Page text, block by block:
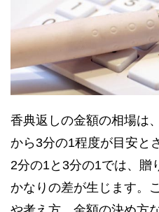
香典返しの金額の相場は
から3分の1程度が目安と
2分の1と3分の1では、贈
かなりの差が生じます。